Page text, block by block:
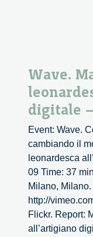
Wave.
digitale
Event: Wave.
cambiando il
leonardesca
09 Time: 37
Milano,
http://
Flickr. Report:
all’artigiano